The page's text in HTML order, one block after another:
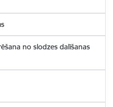
no slodzes dalīšanas